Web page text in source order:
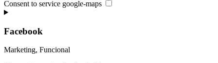
Consent to service google-maps
Facebook
Marketing, Funcional